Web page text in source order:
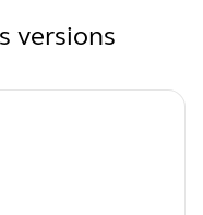
versions